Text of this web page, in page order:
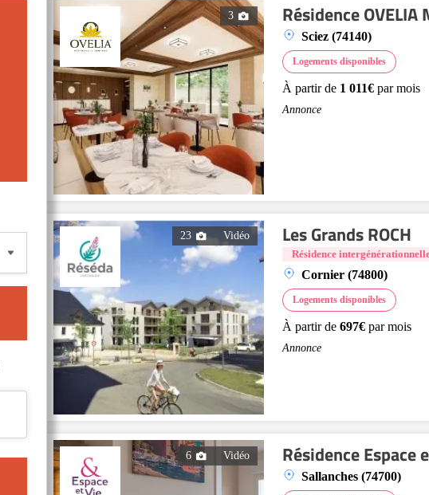
3 Résidence
Sciez (74140)
Logements disponibles
À partir de 1 011€ par mois
Annonce
23 Vidéo Les Grands ROCH
Résidence
Cornier (74800)
Logements disponibles
À partir de 697€ par mois
Annonce
6 Vidéo Résidence Espace
Sallanches (74700)